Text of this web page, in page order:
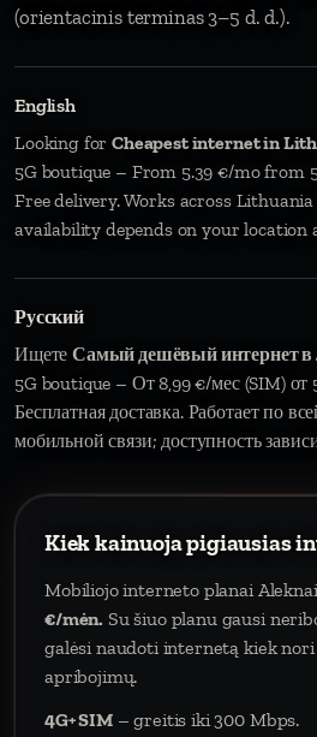
(orientacinis terminas 3–5 d. d.).
English
Looking forCheapest internet in
5G boutique – From 5.39 €/mo from
Free delivery. Works across
availability depends on your location
Русский
ИщетеСамый дешёвый интернет в
5G boutique – От 8,99 €/мес (SIM) от
Бесплатная доставка. Работает по
мобильной связи; доступность
Kiek kainuoja pigiausias
Mobiliojo interneto planai
€/mėn. Su šiuo planu gausi
galėsi naudoti internetą kiek
apribojimų.
4G+ SIM– greitis iki 300 Mbps.